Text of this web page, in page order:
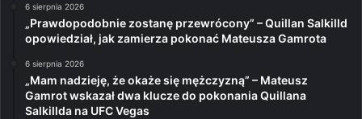
6 sierpnia 2026
„Prawdopodobnie zostanę przewrócony” – Quillan Salkilld
opowiedział, jak zamierza pokonać Mateusza Gamrota
6 sierpnia 2026
„Mam nadzieję, że okaże się mężczyzną” – Mateusz
Gamrot wskazał dwa klucze do pokonania Quillana
Salkillda na UFC Vegas